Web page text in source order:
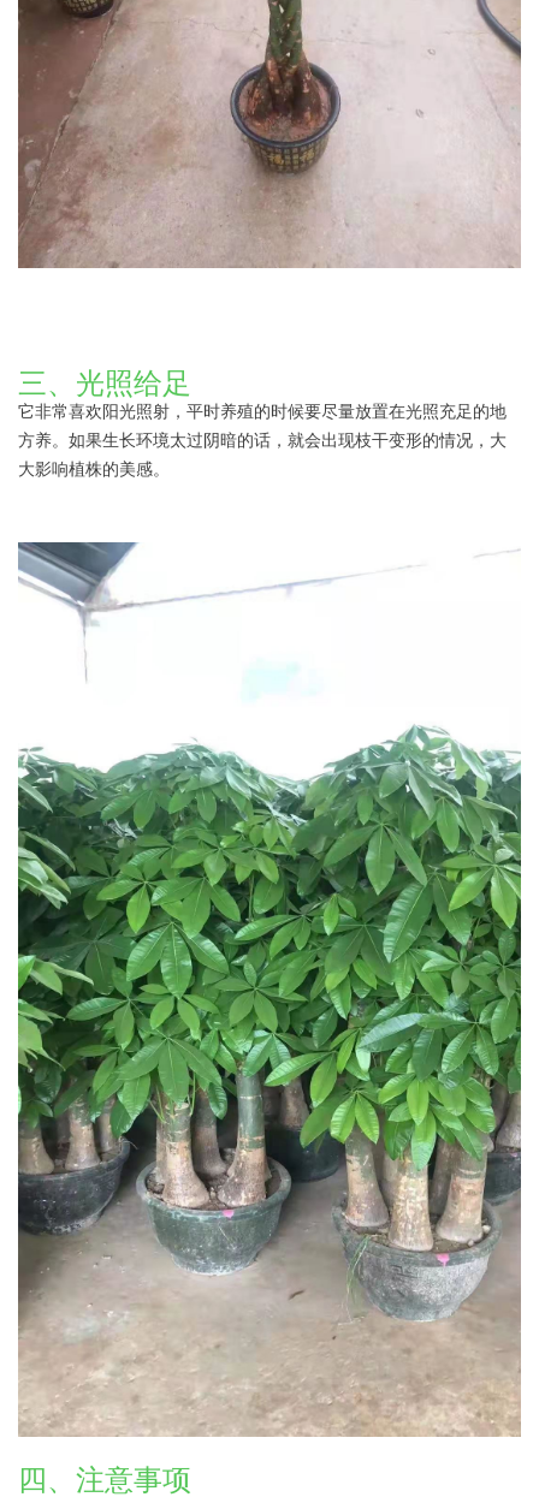
三、光照给足
它非常喜欢阳光照射，平时养殖的时候要尽量放置在光照充足的地
方养。如果生长环境太过阴暗的话，就会出现枝干变形的情况，大
大影响植株的美感。
四、注意事项